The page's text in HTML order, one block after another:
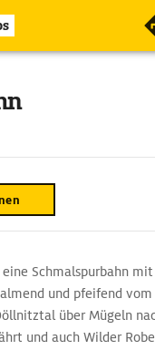
Schmalspurbahn
und pfeifend
über Mügeln
und auch Wilder